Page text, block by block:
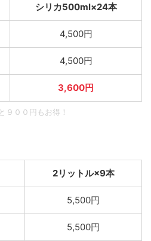
シリカ500ml×24本
4,500円
4,500円
3,600円
９００円もお得！
2リットル×9本
5,500円
5,500円